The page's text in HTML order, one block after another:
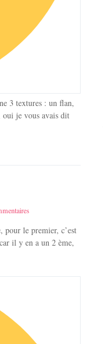
3 textures : un flan,
oui je vous avais dit
pour le premier, c’est
il y en a un 2 ème,